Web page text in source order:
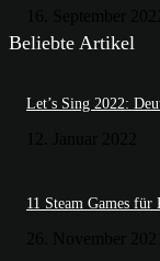
Beliebte Artikel
Let’s Sing 2022:
11 Steam Games